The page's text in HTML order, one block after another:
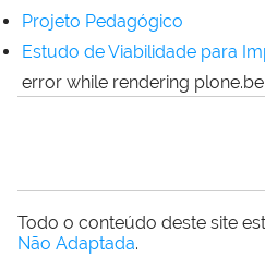
Projeto Pedagógico
Estudo de Viabilidade para
error while rendering
Todo o conteúdo deste site
Não Adaptada.